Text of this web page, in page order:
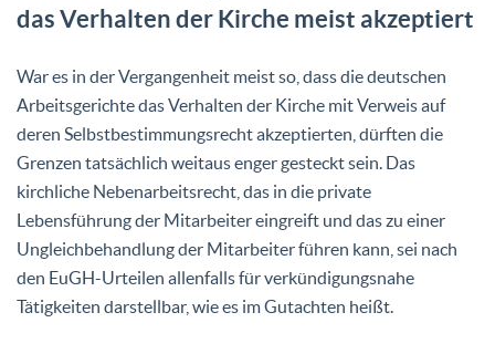
das Verhalten der Kirche meist akzeptiert
War es in der Vergangenheit meist so, dass die deutschen
Arbeitsgerichte das Verhalten der Kirche mit Verweis auf
deren Selbstbestimmungsrecht akzeptierten, dürften die
Grenzen tatsächlich weitaus enger gesteckt sein. Das
kirchliche Nebenarbeitsrecht, das in die private
Lebensführung der Mitarbeiter eingreift und das zu einer
Ungleichbehandlung der Mitarbeiter führen kann, sei nach
den EuGH-Urteilen allenfalls für verkündigungsnahe
Tätigkeiten darstellbar, wie es im Gutachten heißt.